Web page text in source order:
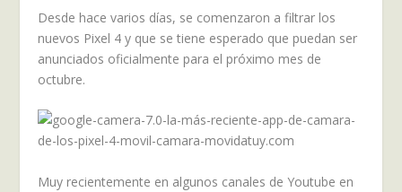
Desde hace varios días, se comenzaron a filtrar los
nuevos Pixel 4 y que se tiene esperado que puedan ser
anunciados oficialmente para el próximo mes de
octubre.
Muy recientemente en algunos canales de Youtube en